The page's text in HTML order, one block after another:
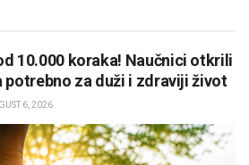
10.000 koraka! Naučnici otkrili
potrebno za duži i zdraviji život
6, 2026